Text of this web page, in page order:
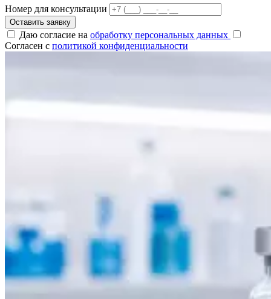
Номер для консультации
Оставить заявку
Даю согласие на обработку персональных данных
Согласен с политикой конфиденциальности